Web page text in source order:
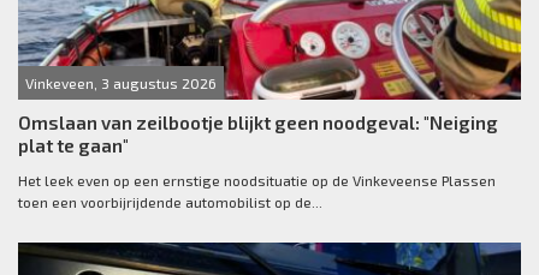
Vinkeveen, 3 augustus 2026
Omslaan van zeilbootje blijkt geen noodgeval: "Neiging
plat te gaan"
Het leek even op een ernstige noodsituatie op de Vinkeveense Plassen
toen een voorbijrijdende automobilist op de...